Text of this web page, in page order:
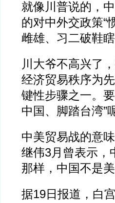
就像川普说的，
的对中外交政策“
雌雄、习二破鞋瞎
川大爷不高兴了
经济贸易秩序为
键性步骤之一。
中国、脚踏台湾”
中美贸易战的意
继伟3月曾表示，
那样，中国不是美
据19日报道，白